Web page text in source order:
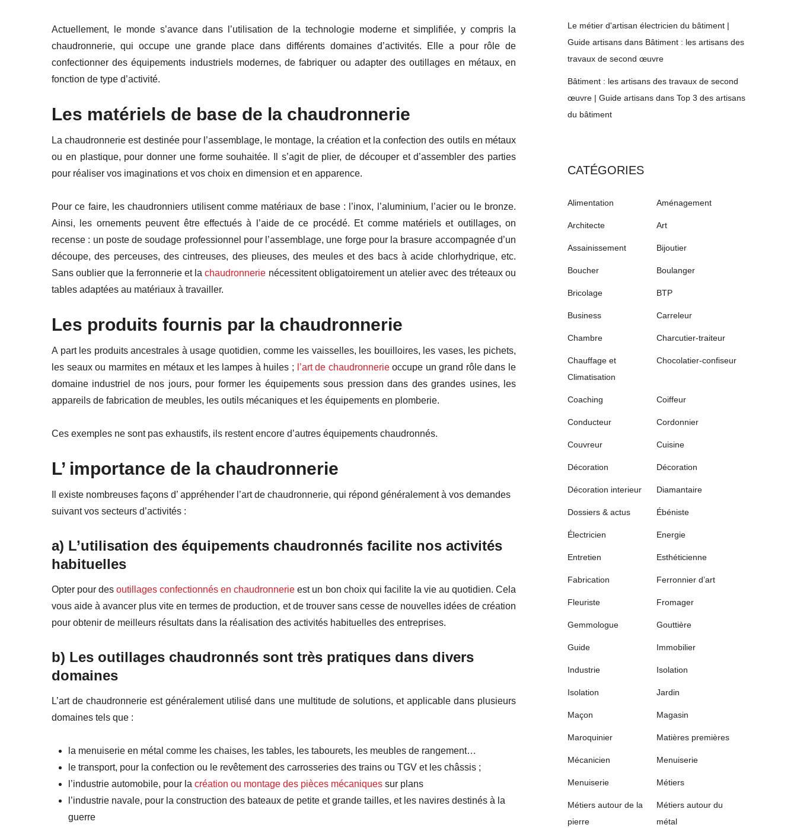
Actuellement, le monde s’avance dans l’utilisation de la technologie moderne et simplifiée, y compris la
chaudronnerie, qui occupe une grande place dans différents domaines d’activités. Elle a pour rôle de
confectionner des équipements industriels modernes, de fabriquer ou adapter des outillages en métaux, en
fonction de type d’activité.
Les matériels de base de la chaudronnerie
La chaudronnerie est destinéepour l’assemblage, le montage, la création etla confection des outils en métaux
ou en plastique, pour donner une forme souhaitée. s’agit de plier, de découper etd’assembler des parties
pour réaliser vos imaginations etvos choix en dimension et en apparence.
Pour ce faire, les chaudronniers utilisent comme matériaux de base : l’inox, l’aluminium, l’acier ou le bronze.
Ainsi, les ornements peuvent être effectués à l’aide de ce procédé. Et comme matériels et outillages, on
recense : un poste de soudage professionnel pour l’assemblage, une forge pour la brasure accompagnée d’un
découpe, des perceuses, des cintreuses, des plieuses, des meules et des bacs à acide chlorhydrique, etc.
Sans oublier que la ferronnerie et lachaudronnerie nécessitent obligatoirement un atelier avec des tréteaux ou
tables adaptées au matériaux à travailler.
Les produits fournis par la chaudronnerie
A part les produits ancestrales à usage quotidien, comme les vaisselles, les bouilloires, les vases, les pichets,
les seaux ou marmites en métaux et les lampes à huiles ;
l’art de chaudronnerieoccupe un grand rôle dans le
domaine industriel de nos jours, pour former les équipements sous pression dans des grandes usines, les
appareils de fabrication de meubles, les outils mécaniques et les équipements en plomberie.
Ces exemples ne sont pas exhaustifs, ils restent encore d’autres équipements chaudronnés.
L’ importance de la chaudronnerie
Il existe nombreuses façons d’ appréhender l’art de chaudronnerie, qui répond généralement à vos demandes
suivant vos secteurs d’activités :
a) L’utilisation des équipements chaudronnés facilite nos activités
habituelles
Opter pour desoutillages confectionnés en chaudronnerie est un bon choix qui facilite la vie au quotidien. Cela
vous aide à avancer plus vite en termes de production, et de trouver sans cesse de nouvelles idées de création
pour obtenir de meilleurs résultats dans la réalisation des activités habituelles des entreprises.
b) Les outillages chaudronnés sont très pratiques dans divers
domaines
L’art de chaudronnerie est généralement utilisé dans une multitude de solutions, et applicable dans plusieurs
domaines tels que :
la menuiserie en métal comme les chaises, les tables, les tabourets, les meubles de rangement…
le transport, pour la confection ou le revêtement des carrosseries des trains ou TGV et les châssis ;
l’industrie automobile, pour la création ou montage des pièces mécaniques sur plans
l’industrie navale, pour la construction des bateaux de petite et grande tailles, et les navires destinés à la
guerre
Le métier d'artisan électricien du bâtiment |
Guide artisans dans Bâtiment : les artisans des
travaux de second œuvre
Bâtiment : les artisans des travaux de second
œuvre | Guide artisans dans Top 3 des artisans
du bâtiment
CATÉGORIES
Alimentation Aménagement
Architecte Art
Assainissement Bijoutier
Boucher Boulanger
Bricolage BTP
Business Carreleur
Chambre Charcutier-traiteur
Chauffage et
Climatisation
Chocolatier-confiseur
Coaching Coiffeur
Conducteur Cordonnier
Couvreur Cuisine
Décoration Décoration
Décoration interieur Diamantaire
Dossiers & actus Ébéniste
Électricien Energie
Entretien Esthéticienne
Fabrication Ferronnier d’art
Fleuriste Fromager
Gemmologue Gouttière
Guide Immobilier
Industrie Isolation
Isolation Jardin
Maçon Magasin
Maroquinier Matières premières
Mécanicien Menuiserie
Menuiserie Métiers
Métiers autour de la
pierre
Métiers autour du
métal